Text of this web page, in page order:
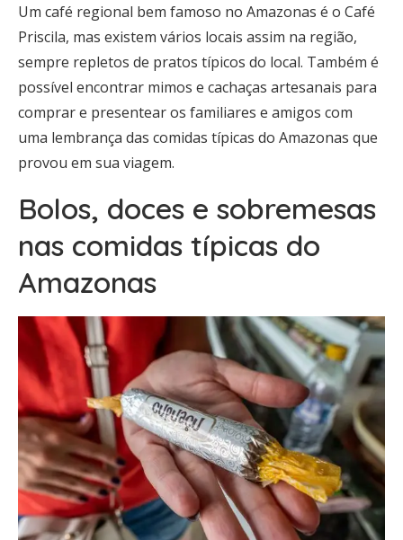
Um café regional bem famoso no Amazonas é o Café
Priscila, mas existem vários locais assim na região,
sempre repletos de pratos típicos do local. Também é
possível encontrar mimos e cachaças artesanais para
comprar e presentear os familiares e amigos com
uma lembrança das comidas típicas do Amazonas que
provou em sua viagem.
Bolos, doces e sobremesas
nas comidas típicas do
Amazonas